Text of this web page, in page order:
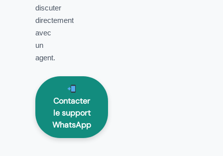
discuter
directement
avec
un
agent.
Contacter
le support
WhatsApp